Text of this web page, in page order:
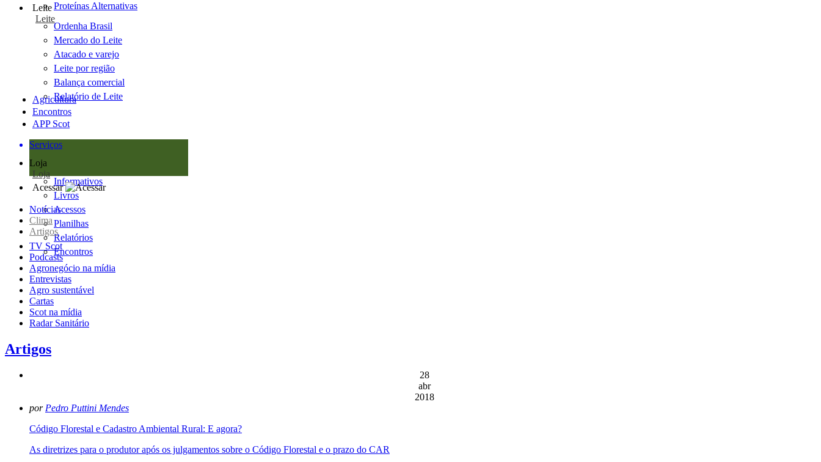
Proteínas Alternativas
Leite
Leite
Ordenha Brasil
Mercado do Leite
Atacado e varejo
Leite por região
Balança comercial
Relatório de Leite
Agricultura
Encontros
APP Scot
Serviços
Loja
Loja
Informativos
Livros
Acessos
Planilhas
Relatórios
Encontros
Acessar
Notícias
Clima
Artigos
TV Scot
Podcasts
Agronegócio na mídia
Entrevistas
Agro sustentável
Cartas
Scot na mídia
Radar Sanitário
Artigos
28
abr
2018
por Pedro Puttini Mendes
Código Florestal e Cadastro Ambiental Rural: E agora?
As diretrizes para o produtor após os julgamentos sobre o Código Florestal e o prazo do CAR